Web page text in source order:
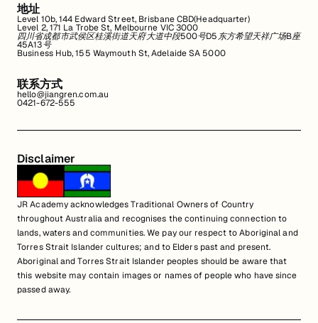
地址
Level 10b, 144 Edward Street, Brisbane CBD(Headquarter)
Level 2, 171 La Trobe St, Melbourne VIC 3000
四川省成都市武侯区桂溪街道天府大道中段500号D5东方希望天祥广场B座
45A13号
Business Hub, 155 Waymouth St, Adelaide SA 5000
联系方式
hello@jiangren.com.au
0421-672-555
Disclaimer
JR Academy acknowledges Traditional Owners of Country
throughout Australia and recognises the continuing connection to
lands, waters and communities. We pay our respect to Aboriginal and
Torres Strait Islander cultures; and to Elders past and present.
Aboriginal and Torres Strait Islander peoples should be aware that
this website may contain images or names of people who have since
passed away.